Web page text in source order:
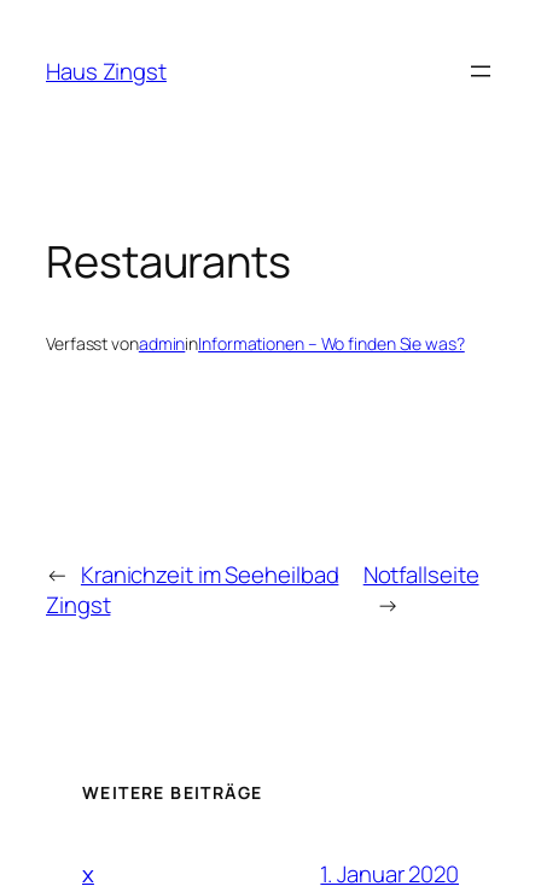
springen
Haus Zingst
Restaurants
Verfasst vonadmininInformationen – Wo finden Sie was?
← Kranichzeit im Seeheilbad
Zingst
Notfallseite
→
WEITERE BEITRÄGE
x 1. Januar 2020